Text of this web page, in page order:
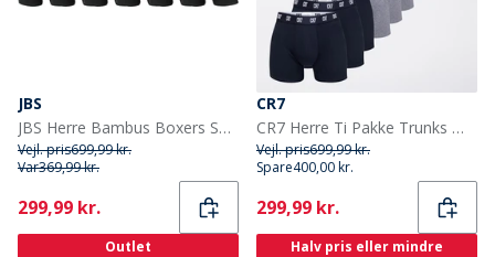
JBS
JBS Herre Bambus Boxers Sort 6-pak
Vejl. pris699,99 kr.
Var369,99 kr.
Current
299,99 kr.
Outlet
CR7
CR7 Herre Ti Pakke Trunks Multicolour
Vejl. pris699,99 kr.
Spare400,00 kr.
Current
299,99 kr.
Halv pris eller mindre